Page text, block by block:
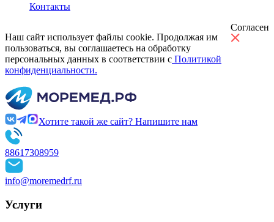
Контакты
Наш сайт использует файлы cookie. Продолжая им
пользоваться, вы соглашаетесь на обработку
персональных данных в соответствии с Политикой
конфиденциальности.
Согласен
Хотите такой же сайт? Напишите нам
88617308959
info@moremedrf.ru
Услуги